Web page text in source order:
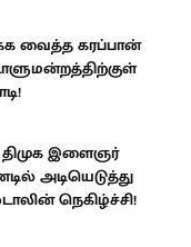
வைத்த கரப்பான்
இளைஞர்
அடியெடுத்து
நெகிழ்ச்சி!